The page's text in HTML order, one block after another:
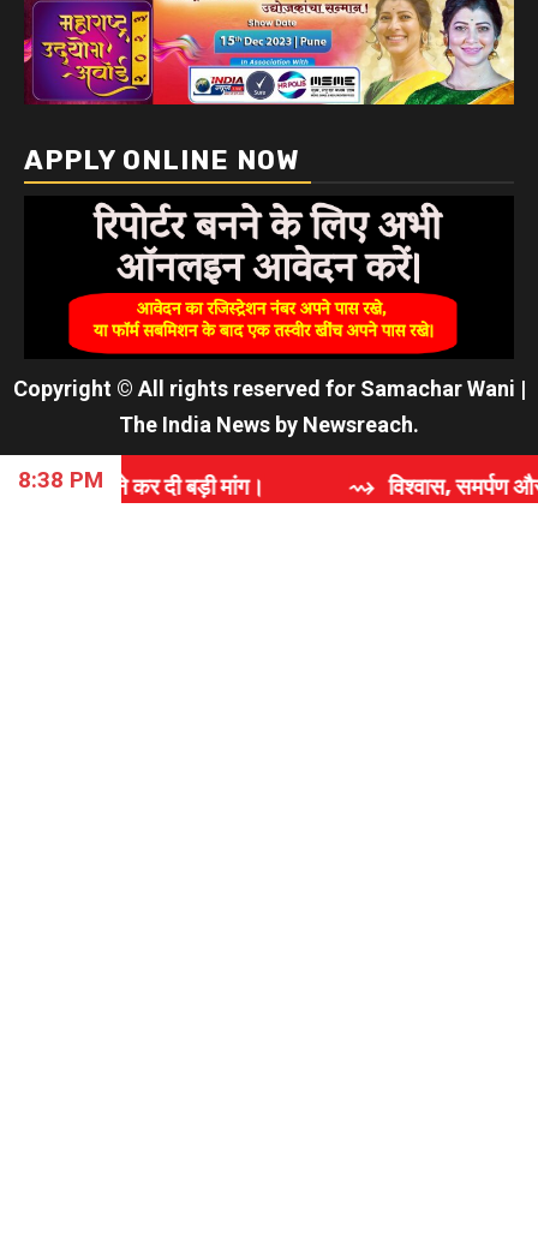
APPLY ONLINE NOW
Copyright © All rights reserved for Samachar Wani |
The India News by Newsreach.
8:38 PM
मांग। ⇝ विश्वास, समर्पण और गुणवत्ता की कहानी: